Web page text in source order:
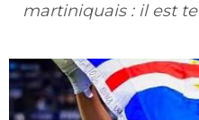
martiniquais : il est